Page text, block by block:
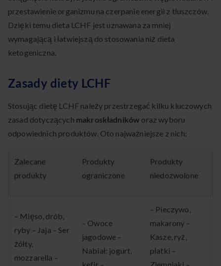
przestawienie organizmu na czerpanie energii z tłuszczów.
Dzięki temu dieta LCHF jest uznawana za mniej
wymagającą i łatwiejszą do stosowania niż dieta
ketogeniczna.
Zasady diety LCHF
Stosując dietę LCHF należy przestrzegać kilku kluczowych
zasad dotyczących makroskładników oraz wyboru
odpowiednich produktów. Oto najważniejsze z nich:
Zalecane
produkty
Produkty
ograniczone
Produkty
niedozwolone
– Mięso, drób,
ryby – Jaja – Ser
żółty,
mozzarella –
– Owoce
jagodowe –
Nabiał: jogurt,
– Pieczywo,
makarony –
Kasze, ryż,
płatki –